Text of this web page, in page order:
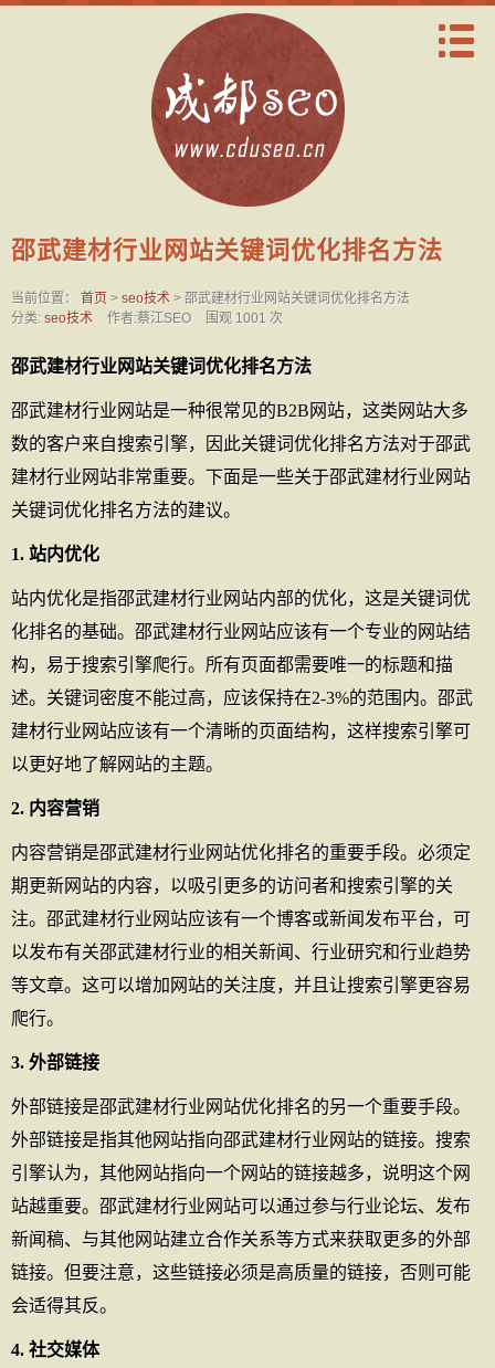
邵武建材行业网站关键词优化排名方法
当前位置： 首页 > seo技术 > 邵武建材行业网站关键词优化排名方法
分类: seo技术 作者:蔡江SEO 围观 1001 次
邵武建材行业网站关键词优化排名方法
邵武建材行业网站是一种很常见的B2B网站，这类网站大多
数的客户来自搜索引擎，因此关键词优化排名方法对于邵武
建材行业网站非常重要。下面是一些关于邵武建材行业网站
关键词优化排名方法的建议。
1. 站内优化
站内优化是指邵武建材行业网站内部的优化，这是关键词优
化排名的基础。邵武建材行业网站应该有一个专业的网站结
构，易于搜索引擎爬行。所有页面都需要唯一的标题和描
述。关键词密度不能过高，应该保持在2-3%的范围内。邵武
建材行业网站应该有一个清晰的页面结构，这样搜索引擎可
以更好地了解网站的主题。
2. 内容营销
内容营销是邵武建材行业网站优化排名的重要手段。必须定
期更新网站的内容，以吸引更多的访问者和搜索引擎的关
注。邵武建材行业网站应该有一个博客或新闻发布平台，可
以发布有关邵武建材行业的相关新闻、行业研究和行业趋势
等文章。这可以增加网站的关注度，并且让搜索引擎更容易
爬行。
3. 外部链接
外部链接是邵武建材行业网站优化排名的另一个重要手段。
外部链接是指其他网站指向邵武建材行业网站的链接。搜索
引擎认为，其他网站指向一个网站的链接越多，说明这个网
站越重要。邵武建材行业网站可以通过参与行业论坛、发布
新闻稿、与其他网站建立合作关系等方式来获取更多的外部
链接。但要注意，这些链接必须是高质量的链接，否则可能
会适得其反。
4. 社交媒体